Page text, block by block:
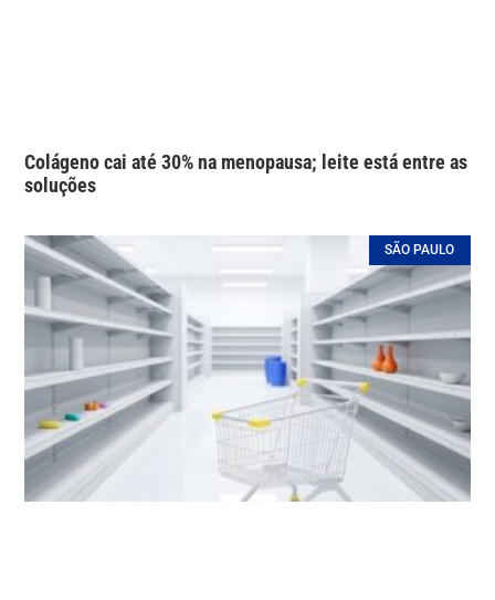
Colágeno cai até 30% na menopausa; leite está entre as
soluções
SÃO PAULO